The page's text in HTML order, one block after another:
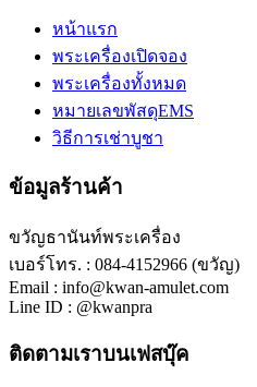
หน้าแรก
พระเครื่องเปิดจอง
พระเครื่องทั้งหมด
หมายเลขพัสดุEMS
วิธีการเช่าบูชา
ข้อมูลร้านค้า
ขวัญธานันท์พระเครื่อง
เบอร์โทร. : 084-4152966 (ขวัญ)
Email : info@kwan-amulet.com
Line ID : @kwanpra
ติดตามเราบนเฟสบุ๊ค